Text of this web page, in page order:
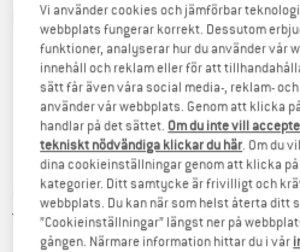
Detaljbilder
Pris:
134,95€ inkl. moms
KR1.477,10
Fraktfri(SE)Sverige.
Vi använder cookies och jämförbar
webbplats fungerar korrekt. Dessutom
funktioner, analyserar hur du använder vår
innehåll och reklam eller för att
sätt får även våra social media-, reklam-
använder vår webbplats. Genom att klicka
handlar på det sättet. Om du inte vill
tekniskt nödvändiga klickar du här. Om du
dina cookieinställningar genom att klicka
kategorier. Ditt samtycke är frivilligt och
webbplats. Du kan när som helst återta ditt
”Cookieinställningar” längst ner på
gången. Närmare information hittar du i vår